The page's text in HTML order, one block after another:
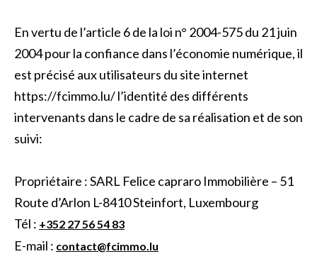
En vertu de l’article 6 de la loi n° 2004-575 du 21 juin
2004 pour la confiance dans l’économie numérique, il
est précisé aux utilisateurs du site internet
https://fcimmo.lu/ l’identité des différents
intervenants dans le cadre de sa réalisation et de son
suivi:
Propriétaire : SARL Felice capraro Immobilière – 51
Route d’Arlon L-8410 Steinfort, Luxembourg
Tél : +352 27 56 54 83
E-mail : contact@fcimmo.lu